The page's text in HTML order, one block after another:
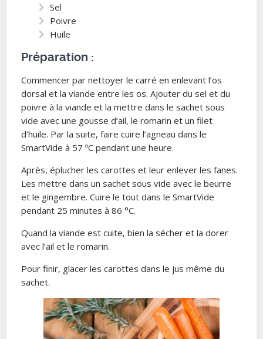
Sel
Poivre
Huile
Préparation :
Commencer par nettoyer le carré en enlevant l’os
dorsal et la viande entre les os. Ajouter du sel et du
poivre à la viande et la mettre dans le sachet sous
vide avec une gousse d’ail, le romarin et un filet
d’huile. Par la suite, faire cuire l’agneau dans le
SmartVide à 57 ºC pendant une heure.
Après, éplucher les carottes et leur enlever les fanes.
Les mettre dans un sachet sous vide avec le beurre
et le gingembre. Cuire le tout dans le SmartVide
pendant 25 minutes à 86 °C.
Quand la viande est cuite, bien la sécher et la dorer
avec l’ail et le romarin.
Pour finir, glacer les carottes dans le jus même du
sachet.